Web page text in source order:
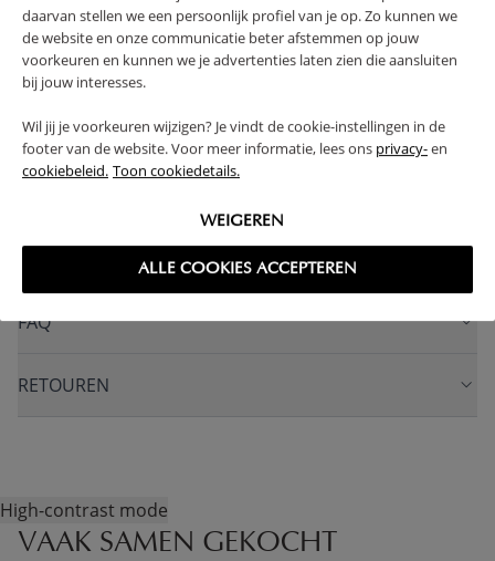
daarvan stellen we een persoonlijk profiel van je op. Zo kunnen we
de website en onze communicatie beter afstemmen op jouw
voorkeuren en kunnen we je advertenties laten zien die aansluiten
bij jouw interesses.
Wil jij je voorkeuren wijzigen? Je vindt de cookie-instellingen in de
footer van de website. Voor meer informatie, lees ons privacy-en
cookiebeleid. Toon cookiedetails.
WEIGEREN
ALLE COOKIES ACCEPTEREN
INCLUSIEF STEVIGE LATTENBODEM
(Lees verder)
WAARSCHUWING
PLUS- EN MINPUNTEN
FAQ
RETOUREN
High-contrast mode
VAAK SAMEN GEKOCHT